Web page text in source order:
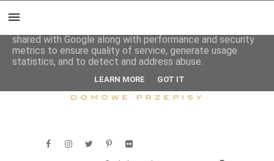
This site uses cookies from Google to deliver its services
shared with Google along with performance and security
metrics to ensure quality of service, generate usage
statistics, and to detect and address abuse.
LEARN MORE GOT IT